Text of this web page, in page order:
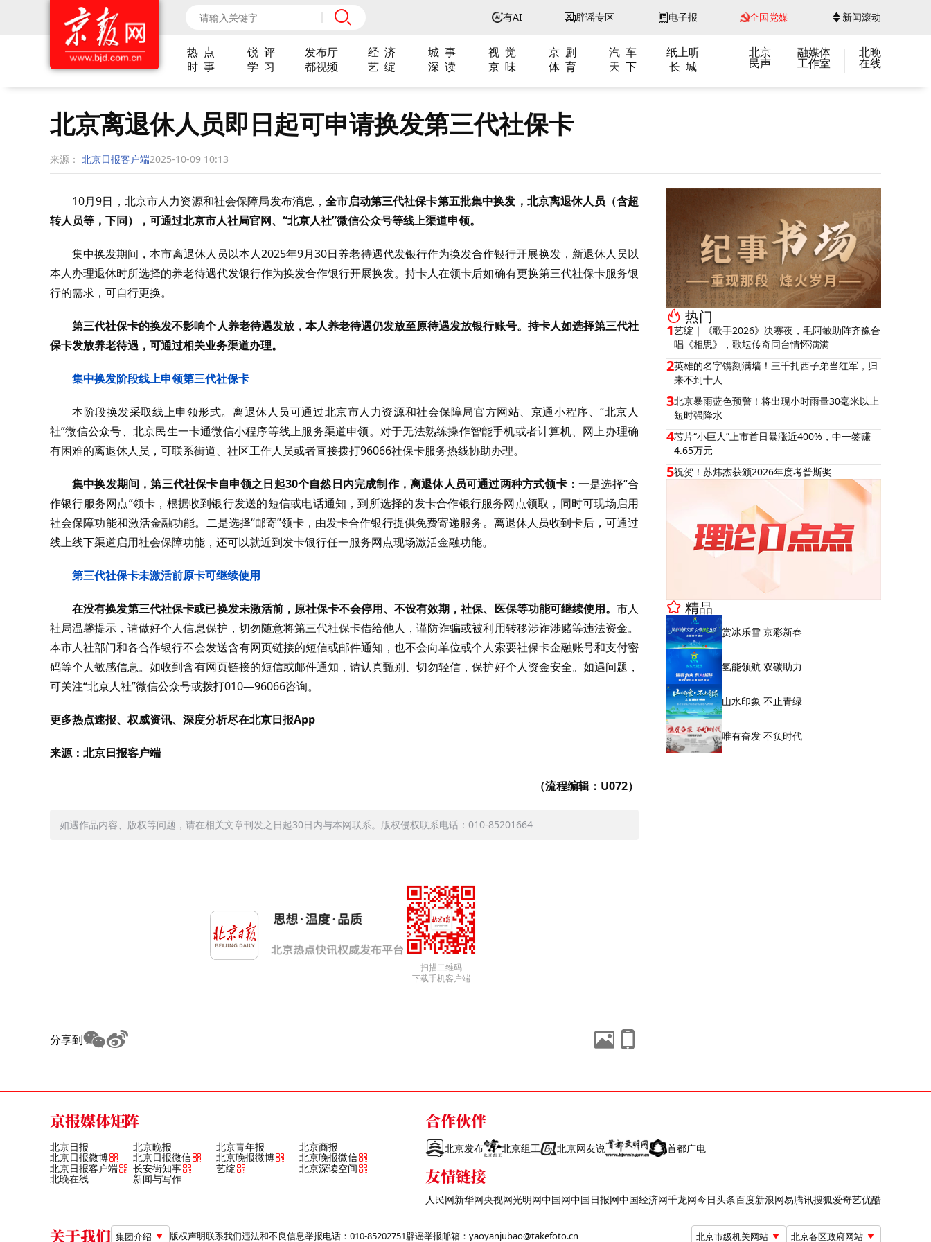
有AI 辟谣专区 电子报 全国党媒 新闻滚动
热 点 锐 评 发布厅 经 济 城 事 视 觉 京 剧 汽 车
纸上听
时 事
学 习 都视频 艺 绽 深 读 京 味 体 育 天 下 长 城
北京
民声
融媒体
工作室
北晚
在线
北京离退休人员即日起可申请换发第三代社保卡
来源： 北京日报客户端2025-10-09 10:13
10月9日，北京市人力资源和社会保障局发布消息，全市启动第三代社保卡第五批集中换发，北京离退休人员（含超
转人员等，下同），可通过北京市人社局官网、“北京人社”微信公众号等线上渠道申领。
集中换发期间，本市离退休人员以本人2025年9月30日养老待遇代发银行作为换发合作银行开展换发，新退休人员以
本人办理退休时所选择的养老待遇代发银行作为换发合作银行开展换发。持卡人在领卡后如确有更换第三代社保卡服务银
行的需求，可自行更换。
第三代社保卡的换发不影响个人养老待遇发放，本人养老待遇仍发放至原待遇发放银行账号。持卡人如选择第三代社
保卡发放养老待遇，可通过相关业务渠道办理。
集中换发阶段线上申领第三代社保卡
本阶段换发采取线上申领形式。离退休人员可通过北京市人力资源和社会保障局官方网站、京通小程序、“北京人
社”微信公众号、北京民生一卡通微信小程序等线上服务渠道申领。对于无法熟练操作智能手机或者计算机、网上办理确
有困难的离退休人员，可联系街道、社区工作人员或者直接拨打96066社保卡服务热线协助办理。
集中换发期间，第三代社保卡自申领之日起30个自然日内完成制作，离退休人员可通过两种方式领卡： 一是选择“合
作银行服务网点”领卡，根据收到银行发送的短信或电话通知，到所选择的发卡合作银行服务网点领取，同时可现场启用
社会保障功能和激活金融功能。二是选择“邮寄”领卡，由发卡合作银行提供免费寄递服务。离退休人员收到卡后，可通过
线上线下渠道启用社会保障功能，还可以就近到发卡银行任一服务网点现场激活金融功能。
第三代社保卡未激活前原卡可继续使用
在没有换发第三代社保卡或已换发未激活前，原社保卡不会停用、不设有效期，社保、医保等功能可继续使用。 市人
社局温馨提示，请做好个人信息保护，切勿随意将第三代社保卡借给他人，谨防诈骗或被利用转移涉诈涉赌等违法资金。
本市人社部门和各合作银行不会发送含有网页链接的短信或邮件通知，也不会向单位或个人索要社保卡金融账号和支付密
码等个人敏感信息。如收到含有网页链接的短信或邮件通知，请认真甄别、切勿轻信，保护好个人资金安全。如遇问题，
可关注“北京人社”微信公众号或拨打010—96066咨询。
更多热点速报、权威资讯、深度分析尽在北京日报App
来源：北京日报客户端
（流程编辑：U072）
如遇作品内容、版权等问题，请在相关文章刊发之日起30日内与本网联系。版权侵权联系电话：010-85201664
扫描二维码
下载手机客户端
分享到
热门
1艺绽｜《歌手2026》决赛夜，毛阿敏助阵齐豫合
唱《相思》，歌坛传奇同台情怀满满
2英雄的名字镌刻满墙！三千扎西子弟当红军，归
来不到十人
3北京暴雨蓝色预警！将出现小时雨量30毫米以上
短时强降水
4芯片“小巨人”上市首日暴涨近400%，中一签赚
4.65万元
5祝贺！苏炜杰获颁2026年度考普斯奖
精品
赏冰乐雪 京彩新春
氢能领航 双碳助力
山水印象 不止青绿
唯有奋发 不负时代
京报媒体矩阵
北京日报 北京晚报 北京青年报 北京商报
北京日报微博 北京日报微信 北京晚报微博
北京晚报微信
北京日报客户端
长安街知事 艺绽 北京深读空间
北晚在线 新闻与写作
合作伙伴
北京发布 北京组工 北京网友说 首都广电
友情链接
人民网新华网央视网光明网中国网中国日报网中国经济网千龙网今日头条百度新浪网易腾讯搜狐爱奇艺优酷
关于我们 集团介绍 版权声明联系我们违法和不良信息举报电话：010-85202751辟谣举报邮箱：yaoyanjubao@takefoto.cn 北京市级机关网站 北京各区政府网站